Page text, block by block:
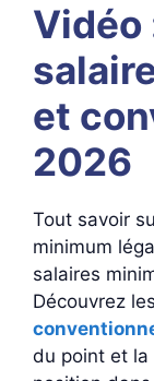
Vidéo
et
2026
Tout savoir
minimum
salaires
Découvrez les
du point et la